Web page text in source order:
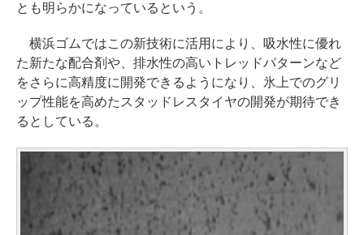
とも明らかになっているという。
横浜ゴムではこの新技術に活用により、吸水性に優れ
た新たな配合剤や、排水性の高いトレッドパターンなど
をさらに高精度に開発できるようになり、氷上でのグリ
ップ性能を高めたスタッドレスタイヤの開発が期待でき
るとしている。